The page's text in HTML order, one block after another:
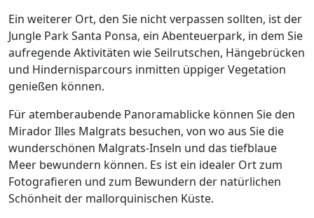
Ein weiterer Ort, den Sie nicht verpassen sollten, ist der
Jungle Park Santa Ponsa, ein Abenteuerpark, in dem Sie
aufregende Aktivitäten wie Seilrutschen, Hängebrücken
und Hindernisparcours inmitten üppiger Vegetation
genießen können.
Für atemberaubende Panoramablicke können Sie den
Mirador Illes Malgrats besuchen, von wo aus Sie die
wunderschönen Malgrats-Inseln und das tiefblaue
Meer bewundern können. Es ist ein idealer Ort zum
Fotografieren und zum Bewundern der natürlichen
Schönheit der mallorquinischen Küste.